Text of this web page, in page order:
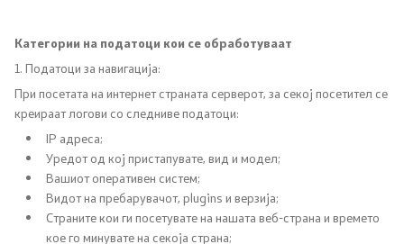
Интервјуа
Прес-конференции
Јавни огласи
Завршени јавни огласи
Категории на податоци кои се обработуваат
1. Податоци за навигација:
При посетата на интернет страната серверот, за секој посетител се
креираат логови со следниве податоци:
IP адреса;
Уредот од кој пристапувате, вид и модел;
Вашиот оперативен систем;
Видот на пребарувачот, plugins и верзија;
Страните кои ги посетувате на нашата веб-страна и времето
кое го минувате на секоја страна;